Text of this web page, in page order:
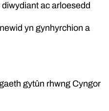
ac arloesedd
yn gynhyrchion a
gytûn rhwng Cyngor